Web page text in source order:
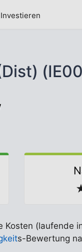
Investieren
Kosten (laufende
s-Bewertung